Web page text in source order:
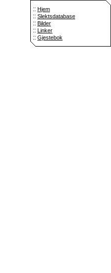
:: Hjem
:: Slektsdatabase
:: Bilder
:: Linker
:: Gjestebok